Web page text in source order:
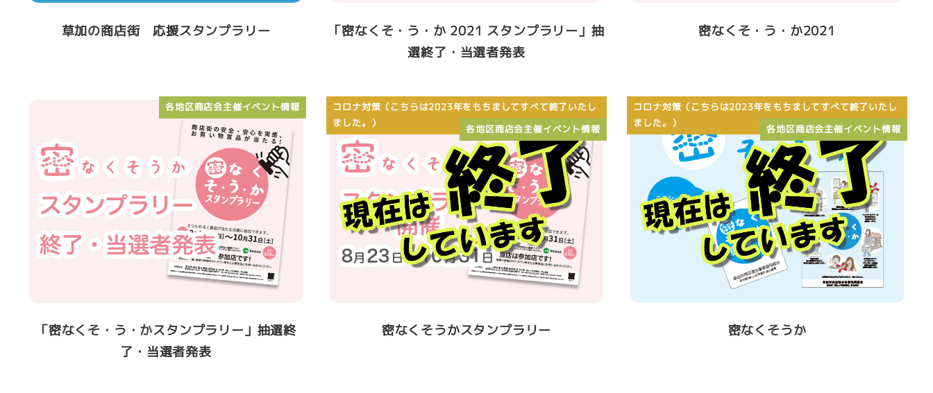
草加の商店街 応援スタンプラリー
「密なくそ・う・か 2021 スタンプラリー」抽
選終了・当選者発表
密なくそ・う・か2021
各地区商店会主催イベント情報
「密なくそ・う・かスタンプラリー」抽選終
了・当選者発表
コロナ対策（こちらは2023年をもちましてすべて終了いたし
ました。）
各地区商店会主催イベント情報
密なくそうかスタンプラリー
コロナ対策（こちらは2023年をもちましてすべて終了いたし
ました。）
各地区商店会主催イベント情報
密なくそうか